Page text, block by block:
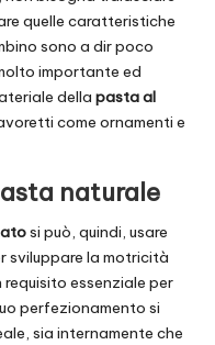
quelle caratteristiche
sono a dir poco
importante ed
della pasta al
come ornamenti e
naturale
si può, quindi, usare
sviluppare la motricità
requisito essenziale per
perfezionamento si
sia internamente che